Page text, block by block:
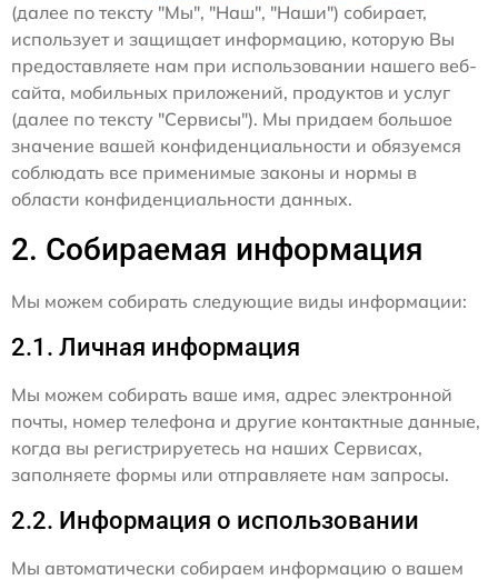
(далее по тексту "Мы", "Наш", "Наши") собирает,
использует и защищает информацию, которую Вы
предоставляете нам при использовании нашего веб-
сайта, мобильных приложений, продуктов и услуг
(далее по тексту "Сервисы"). Мы придаем большое
значение вашей конфиденциальности и обязуемся
соблюдать все применимые законы и нормы в
области конфиденциальности данных.
2. Собираемая информация
Мы можем собирать следующие виды информации:
2.1. Личная информация
Мы можем собирать ваше имя, адрес электронной
почты, номер телефона и другие контактные данные,
когда вы регистрируетесь на наших Сервисах,
заполняете формы или отправляете нам запросы.
2.2. Информация о использовании
Мы автоматически собираем информацию о вашем